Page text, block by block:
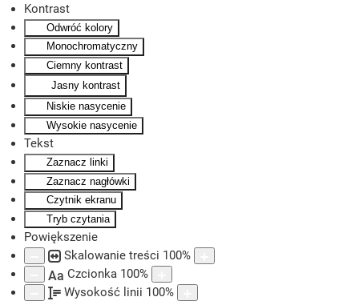
Kontrast
Odwróć kolory
Monochromatyczny
Ciemny kontrast
Jasny kontrast
Niskie nasycenie
Wysokie nasycenie
Tekst
Zaznacz linki
Zaznacz nagłówki
Czytnik ekranu
Tryb czytania
Powiększenie
Skalowanie treści 100%
Aa Czcionka 100%
Wysokość linii 100%
Skip to main content